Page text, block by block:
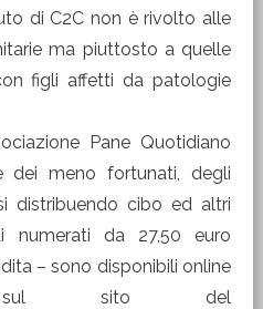
di C2C non è rivolto alle
ma piuttosto a quelle
figli affetti da patologie
Pane Quotidiano
dei meno fortunati, degli
distribuendo cibo ed altri
da 27,50 euro
– sono disponibili online
sito del